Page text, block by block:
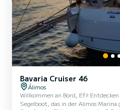
Bavaria Cruiser 46
Álimos
Willkommen an Bord, Efi! Entdecken Sie dieses großartige
Segelboot, das in der Alimos